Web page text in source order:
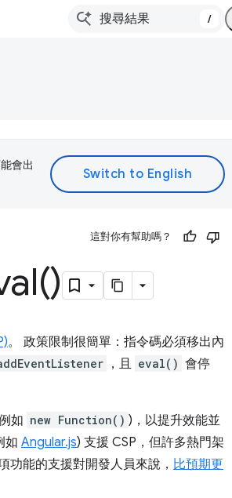
/
會出
這對你有幫助嗎？
)
。 政策限制很簡單：指令碼必須移出內
，且 eval() 會停
如 new Function() )，以提升效能並
如 Angular.js) 支援 CSP，但許多熱門架
功能的支援對開發人員來說， 比預期更